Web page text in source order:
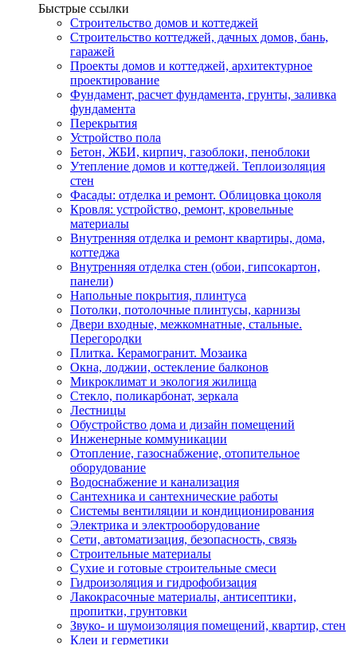
Быстрые ссылки
Строительство домов и коттеджей
Строительство коттеджей, дачных домов, бань,
гаражей
Проекты домов и коттеджей, архитектурное
проектирование
Фундамент, расчет фундамента, грунты, заливка
фундамента
Перекрытия
Устройство пола
Бетон, ЖБИ, кирпич, газоблоки, пеноблоки
Утепление домов и коттеджей. Теплоизоляция
стен
Фасады: отделка и ремонт. Облицовка цоколя
Кровля: устройство, ремонт, кровельные
материалы
Внутренняя отделка и ремонт квартиры, дома,
коттеджа
Внутренняя отделка стен (обои, гипсокартон,
панели)
Напольные покрытия, плинтуса
Потолки, потолочные плинтусы, карнизы
Двери входные, межкомнатные, стальные.
Перегородки
Плитка. Керамогранит. Мозаика
Окна, лоджии, остекление балконов
Микроклимат и экология жилища
Стекло, поликарбонат, зеркала
Лестницы
Обустройство дома и дизайн помещений
Инженерные коммуникации
Отопление, газоснабжение, отопительное
оборудование
Водоснабжение и канализация
Сантехника и сантехнические работы
Системы вентиляции и кондиционирования
Электрика и электрооборудование
Сети, автоматизация, безопасность, связь
Строительные материалы
Сухие и готовые строительные смеси
Гидроизоляция и гидрофобизация
Лакокрасочные материалы, антисептики,
пропитки, грунтовки
Звуко- и шумоизоляция помещений, квартир, стен
Клеи и герметики